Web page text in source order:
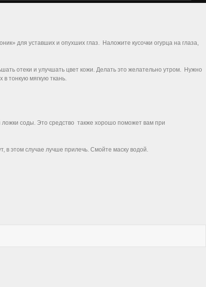
для уставших и опухших глаз. Наложите кусочки огурца на глаза,
отеки и улучшать цвет кожи. Делать это желательно утром. Нужно
тонкую мягкую ткань.
ложки соды. Это средство также хорошо поможет вам при
в этом случае лучше прилечь. Смойте маску водой.